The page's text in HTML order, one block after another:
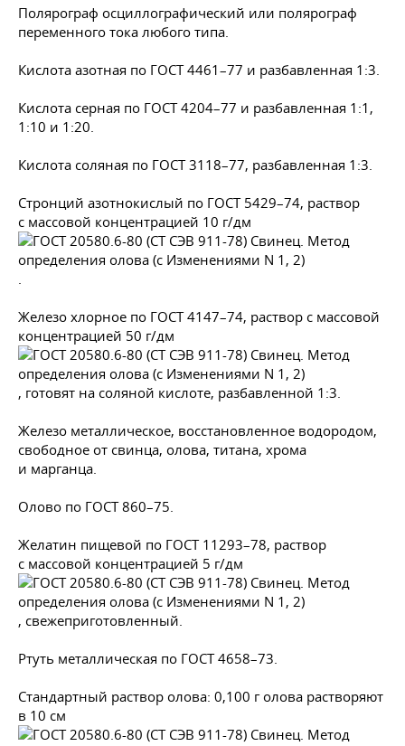
Полярограф осциллографический или полярограф
переменного тока любого типа.
Кислота азотная по ГОСТ 4461–77 и разбавленная 1:3.
Кислота серная по ГОСТ 4204–77 и разбавленная 1:1,
1:10 и 1:20.
Кислота соляная по ГОСТ 3118–77, разбавленная 1:3.
Стронций азотнокислый по ГОСТ 5429–74, раствор
с массовой концентрацией 10 г/дм
.
Железо хлорное по ГОСТ 4147–74, раствор с массовой
концентрацией 50 г/дм
, готовят на соляной кислоте, разбавленной 1:3.
Железо металлическое, восстановленное водородом,
свободное от свинца, олова, титана, хрома
и марганца.
Олово по ГОСТ 860–75.
Желатин пищевой по ГОСТ 11293–78, раствор
с массовой концентрацией 5 г/дм
, свежеприготовленный.
Ртуть металлическая по ГОСТ 4658–73.
Стандартный раствор олова: 0,100 г олова растворяют
в 10 см